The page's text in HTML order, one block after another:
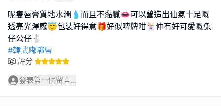
呢隻唇膏質地水潤💧而且不黏膩👄可以營造出仙氣十足嘅
透亮光澤感😇包裝好得意🎁好似啤牌咁🃏仲有好可愛嘅兔
#韓式嘟嘟唇
評分
發表第一個留言...